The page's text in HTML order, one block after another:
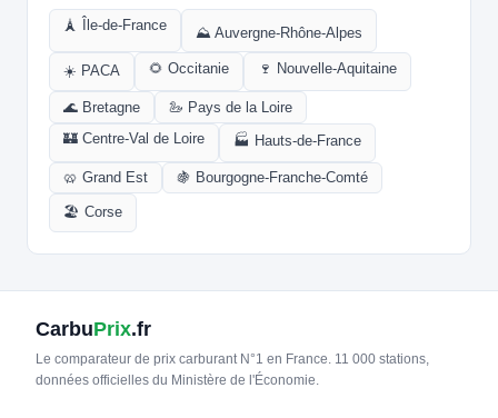
🗼 Île-de-France ⛰️ Auvergne-Rhône-Alpes
☀️ PACA 🌻 Occitanie 🍷 Nouvelle-Aquitaine
🌊 Bretagne
🦢 Pays de la Loire
🏰 Centre-Val de Loire
🏭 Hauts-de-France
🥨 Grand Est 🍇 Bourgogne-Franche-Comté
🏖️ Corse
CarbuPrix.fr
Le comparateur de prix carburant N°1 en France. 11 000 stations,
données officielles du Ministère de l'Économie.